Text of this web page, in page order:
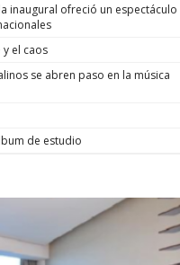
inaugural ofreció un espectáculo
y el caos
se abren paso en la música
de estudio